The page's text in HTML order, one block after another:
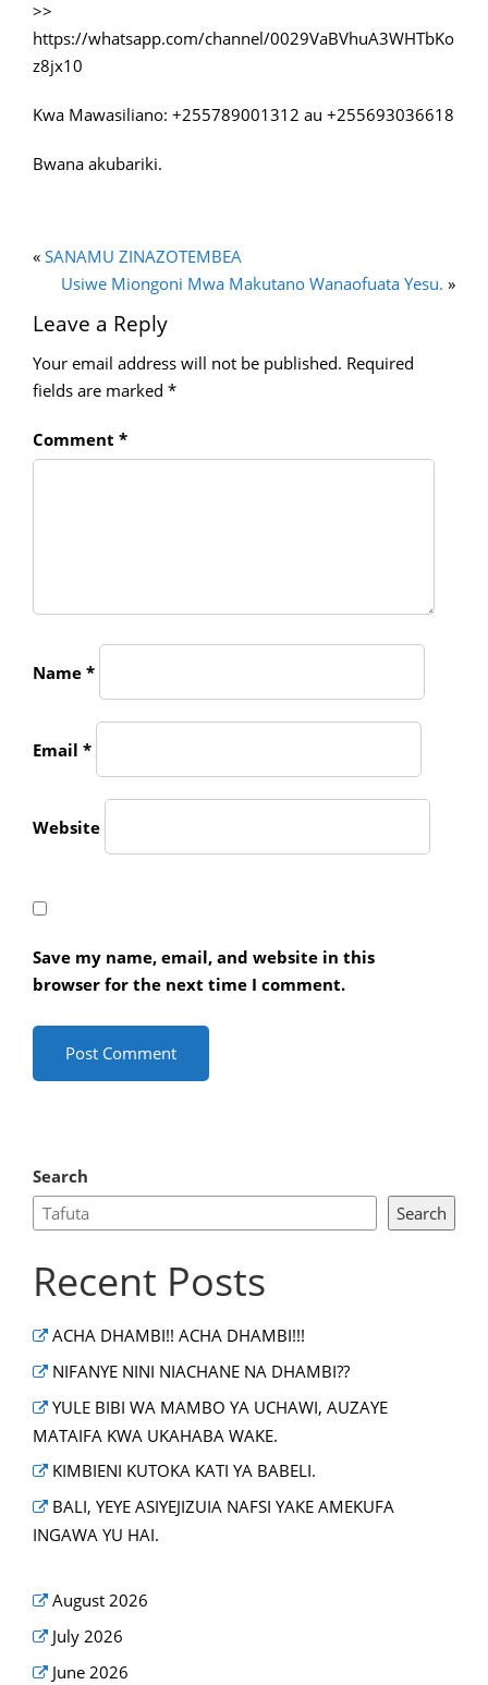
>>
https://whatsapp.com/channel/0029VaBVhuA3WHTbKo
z8jx10
Kwa Mawasiliano: +255789001312 au +255693036618
Bwana akubariki.
« SANAMU ZINAZOTEMBEA
Usiwe Miongoni Mwa Makutano Wanaofuata Yesu. »
Leave a Reply
Your email address will not be published. Required
fields are marked *
Comment *
Name *
Email *
Website
Save my name, email, and website in this
browser for the next time I comment.
Search
Search
Recent Posts
ACHA DHAMBI!! ACHA DHAMBI!!!
NIFANYE NINI NIACHANE NA DHAMBI??
YULE BIBI WA MAMBO YA UCHAWI, AUZAYE
MATAIFA KWA UKAHABA WAKE.
KIMBIENI KUTOKA KATI YA BABELI.
BALI, YEYE ASIYEJIZUIA NAFSI YAKE AMEKUFA
INGAWA YU HAI.
August 2026
July 2026
June 2026